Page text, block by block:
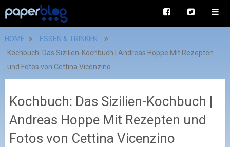
HOME
ESSEN & TRINKEN
Kochbuch: Das Sizilien-Kochbuch | Andreas Hoppe Mit Rezepten
und Fotos von Cettina Vicenzino
Kochbuch: Das Sizilien-Kochbuch |
Andreas Hoppe Mit Rezepten und
Fotos von Cettina Vicenzino